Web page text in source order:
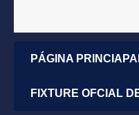
PÁGINA
FIXTURE OFCIAL